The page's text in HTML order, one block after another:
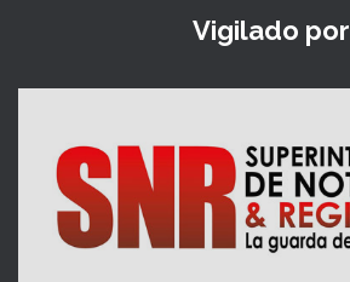
Vigilado por